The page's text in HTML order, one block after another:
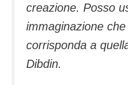
creazione. Posso
immaginazione
corrisponda a
Dibdin.